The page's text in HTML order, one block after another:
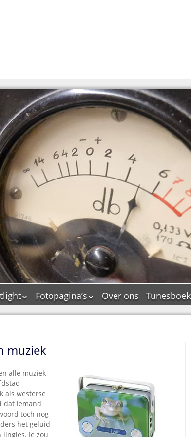
–
jingle city
Maat 65
Maat interview
Awards
NIEUW
Fotopagina’s
JAM in pictures
Pepper & Tanner in
Top Format in
Dik Voormekaar in
foto’s
Over ons Tunesboek
muziek
alle muziek
als westerse
dat iemand
toch nog
het geluid
Je zou